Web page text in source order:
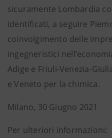
sicuramente Lombardia
identificati, a seguire
coinvolgimento delle
ingegneristici
Adige e Friuli-Venezia-
e Veneto per la chimica.
Milano, 30 Giugno 2021
Per ulteriori informazioni: